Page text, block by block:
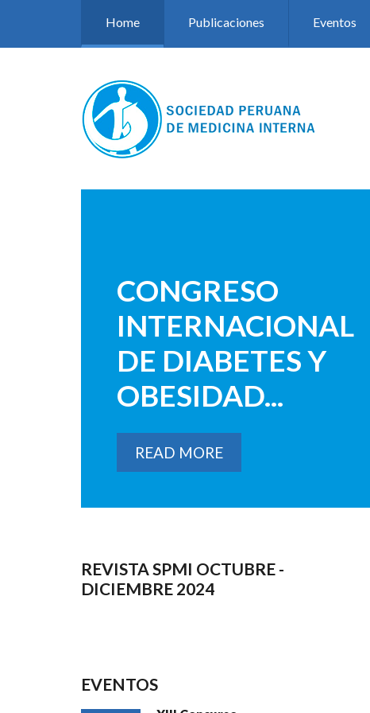
Home Publicaciones Eventos
CONGRESO
INTERNACIONAL
DE DIABETES Y
OBESIDAD...
READ MORE
REVISTA SPMI OCTUBRE -
DICIEMBRE 2024
EVENTOS